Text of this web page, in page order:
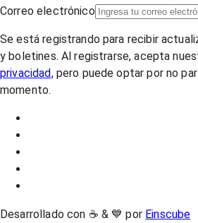
Correo electrónico
Se está registrando para recibir
y boletines. Al registrarse, acepta
privacidad, pero puede optar por no
momento.
Desarrollado con ☕ & 💙 por Einscube